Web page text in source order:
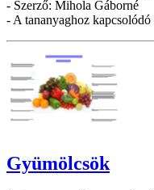
- Szerző: Mihola Gáborné
- A tananyaghoz
Gyümölcsök